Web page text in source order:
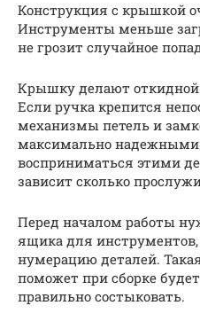
Конструкция с крышкой
Инструменты меньше
не грозит случайное
Крышку делают
Если ручка крепится
механизмы петель и
максимально надежными.
восприниматься этими
зависит сколько
Перед началом работы
ящика для
нумерацию деталей.
поможет при сборке
правильно состыковать.